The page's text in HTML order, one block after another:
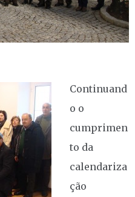
Continuand
o o
cumprimen
to da
calendariza
ção